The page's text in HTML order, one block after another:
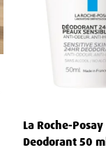
La Roche-
Deodorant 50